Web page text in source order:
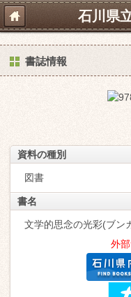
石川県
書誌情報
資料の種別
図書
書名
文学的思念の光彩(ブン
外